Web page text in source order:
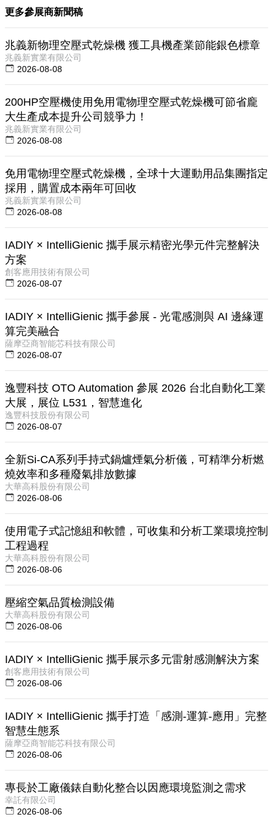
更多參展商新聞稿
兆義新物理空壓式乾燥機 獲工具機產業節能銀色標章
兆義新實業有限公司
2026-08-08
200HP空壓機使用免用電物理空壓式乾燥機可節省龐
大生產成本提升公司競爭力！
兆義新實業有限公司
2026-08-08
免用電物理空壓式乾燥機，全球十大運動用品集團指定
採用，購置成本兩年可回收
兆義新實業有限公司
2026-08-08
IADIY × IntelliGienic 攜手展示精密光學元件完整解決
方案
創客應用技術有限公司
2026-08-07
IADIY × IntelliGienic 攜手參展 - 光電感測與 AI 邊緣運
算完美融合
薩摩亞商智能芯科技有限公司
2026-08-07
逸豐科技 OTO Automation 參展 2026 台北自動化工業
大展，展位 L531，智慧進化
逸豐科技股份有限公司
2026-08-07
全新Si-CA系列手持式鍋爐煙氣分析儀，可精準分析燃
燒效率和多種廢氣排放數據
大華高科股份有限公司
2026-08-06
使用電子式記憶組和軟體，可收集和分析工業環境控制
工程過程
大華高科股份有限公司
2026-08-06
壓縮空氣品質檢測設備
大華高科股份有限公司
2026-08-06
IADIY × IntelliGienic 攜手展示多元雷射感測解決方案
創客應用技術有限公司
2026-08-06
IADIY × IntelliGienic 攜手打造「感測-運算-應用」完整
智慧生態系
薩摩亞商智能芯科技有限公司
2026-08-06
專長於工廠儀錶自動化整合以因應環境監測之需求
幸託有限公司
2026-08-06